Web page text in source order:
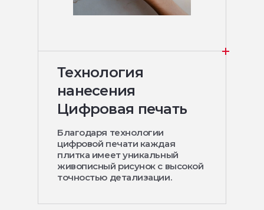
Технология
нанесения
Цифровая печать
Благодаря технологии
цифровой печати каждая
плитка имеет уникальный
живописный рисунок с высокой
точностью детализации.